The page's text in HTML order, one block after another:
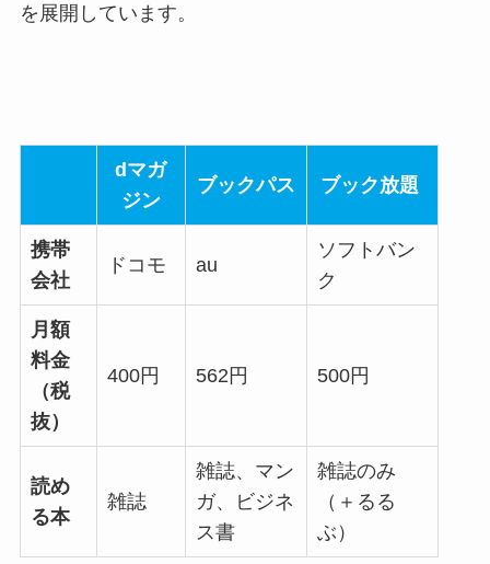
を展開しています。
dマガ
ジン
ブックパス ブック放題
携帯
会社
ドコモ au
ソフトバン
ク
月額
料金
（税
抜）
400円 562円 500円
読め
る本
雑誌
雑誌、マン
ガ、ビジネ
ス書
雑誌のみ
（＋るる
ぶ）